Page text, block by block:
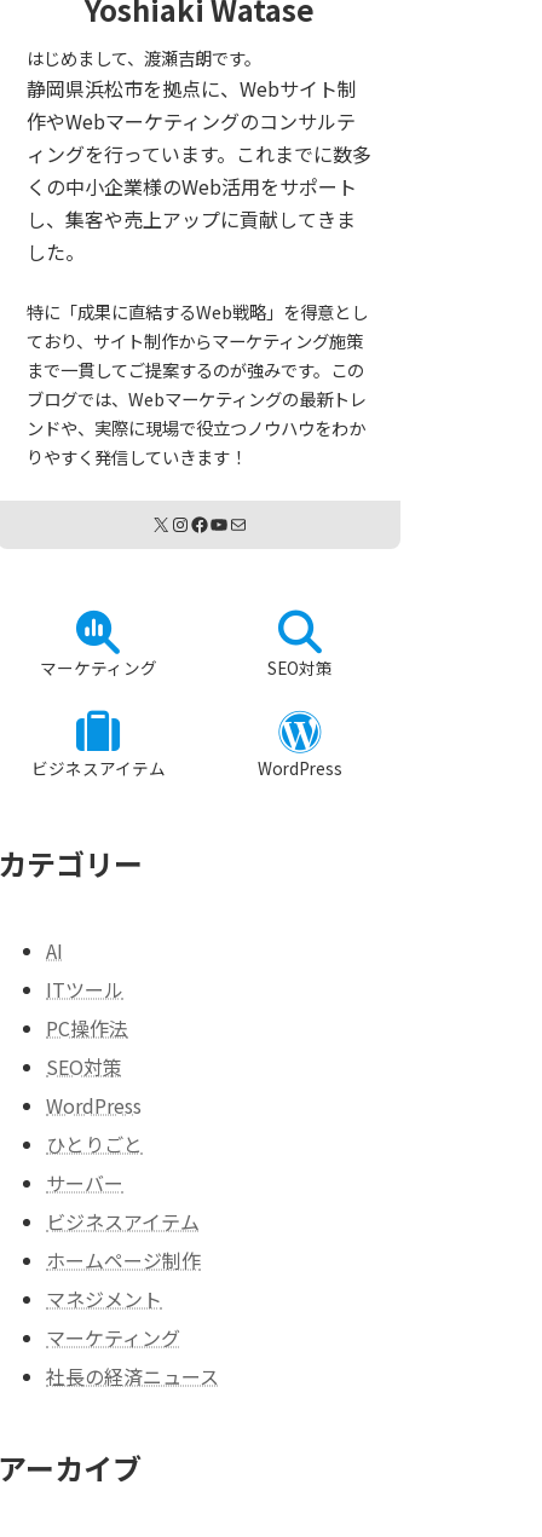
Yoshiaki Watase
はじめまして、渡瀬吉朗です。
静岡県浜松市を拠点に、Webサイト制
作やWebマーケティングのコンサルテ
ィングを行っています。これまでに数多
くの中小企業様のWeb活用をサポート
し、集客や売上アップに貢献してきま
した。
特に「成果に直結するWeb戦略」を得意とし
ており、サイト制作からマーケティング施策
まで一貫してご提案するのが強みです。この
ブログでは、Webマーケティングの最新トレ
ンドや、実際に現場で役立つノウハウをわか
りやすく発信していきます！
X Instagram
Facebook
YouTube
メール
ア
イ
コ
ン
ン
マーケティング
ア
イ
コ
ン
ン
ク
SEO対策
ア
コ
ン
ビジネスアイテム
ア
イ
コ
ン
WordPress
カテゴリー
AI
ITツール
PC操作法
SEO対策
WordPress
ひとりごと
サーバー
ビジネスアイテム
ホームページ制作
マネジメント
マーケティング
社長の経済ニュース
アーカイブ